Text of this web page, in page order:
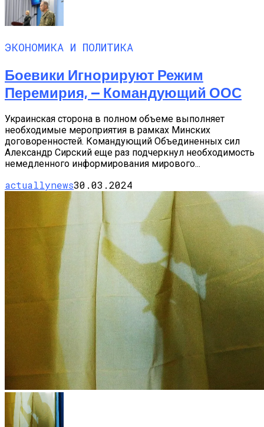
ЭКОНОМИКА И ПОЛИТИКА
Боевики Игнорируют Режим
Перемирия, — Командующий ООС
Украинская сторона в полном объеме выполняет
необходимые мероприятия в рамках Минских
договоренностей. Командующий Объединенных сил
Александр Сирский еще раз подчеркнул необходимость
немедленного информирования мирового...
actuallynews30.03.2024